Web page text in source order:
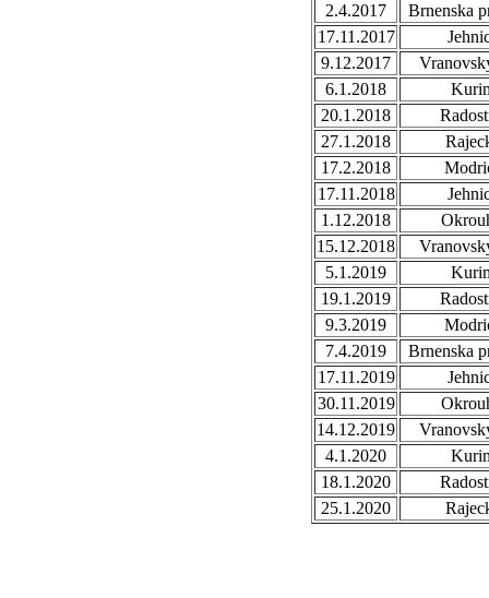
2.4.2017
Brnenska
17.11.2017
9.12.2017
6.1.2018
20.1.2018
27.1.2018
17.2.2018
17.11.2018
1.12.2018
15.12.2018
5.1.2019
19.1.2019
9.3.2019
7.4.2019
Brnenska
17.11.2019
30.11.2019
14.12.2019
4.1.2020
18.1.2020
25.1.2020